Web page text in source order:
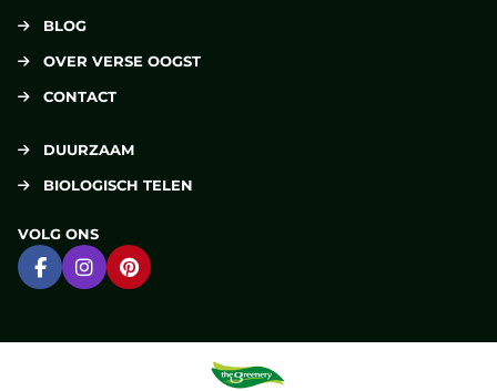
BLOG
OVER VERSE OOGST
CONTACT
DUURZAAM
BIOLOGISCH TELEN
VOLG ONS
Ga naar Facebook
Ga naar Instagram
Ga naar Pinterest